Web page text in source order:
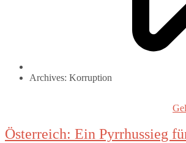
Archives: Korruption
Österreich: Ein Pyrrhussieg